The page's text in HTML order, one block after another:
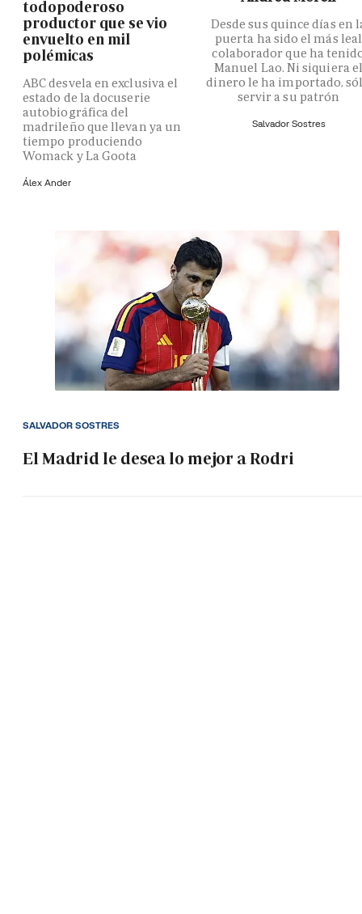
todopoderoso
productor que se vio
envuelto en mil
polémicas
ABC desvela en exclusiva el
estado de la docuserie
autobiográfica del
madrileño que llevan ya un
tiempo produciendo
Womack y La Goota
Álex Ander
Desde sus quince días en
puerta ha sido el más leal
colaborador que ha
Manuel Lao. Ni siquiera
dinero le ha importado,
servir a su patrón
Salvador Sostres
El Madrid le desea lo mejor a Rodri
SALVADOR SOSTRES